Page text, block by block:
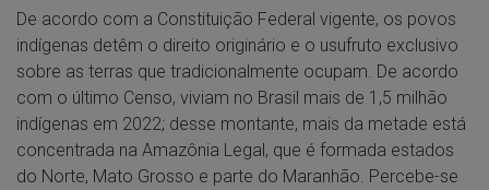
De acordo com a Constituição Federal vigente, os povos
indígenas detêm o direito originário e o usufruto exclusivo
sobre as terras que tradicionalmente ocupam. De acordo
com o último Censo, viviam no Brasil mais de 1,5 milhão
indígenas em 2022; desse montante, mais da metade está
concentrada na Amazônia Legal, que é formada estados
do Norte, Mato Grosso e parte do Maranhão. Percebe-se